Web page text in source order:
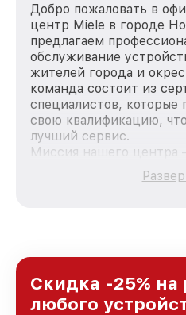
Добро пожаловать в
центр Miele в городе
предлагаем
обслуживание
жителей города и
команда состоит из
специалистов, которые
свою квалификацию,
лучший сервис.
Миссия нашего центра
качественный и
каждого пользователя
Новосибирске,
доверия и лояльности
Скидка -25% на
любого